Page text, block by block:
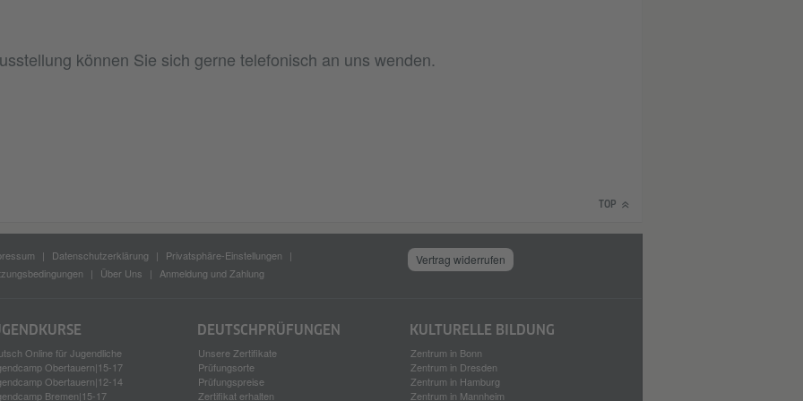
können Sie sich gerne telefonisch an uns wenden.
TOP
Datenschutzerklärung
Privatsphäre-Einstellungen
Über Uns Anmeldung und Zahlung
Vertrag widerrufen
Online für Jugendliche
Obertauern|15-17
Obertauern|12-14
Bremen|15-17
DEUTSCH­PRÜFUNGEN
Unsere Zertifikate
Prüfungsorte
Prüfungspreise
Zertifikat erhalten
KULTURELLE BILDUNG
Zentrum in Bonn
Zentrum in Dresden
Zentrum in Hamburg
Zentrum in Mannheim